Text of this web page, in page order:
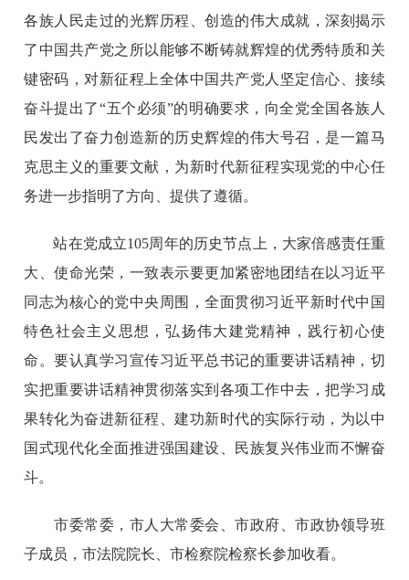
各族人民走过的光辉历程、创造的伟大成就，深刻揭示
了中国共产党之所以能够不断铸就辉煌的优秀特质和关
键密码，对新征程上全体中国共产党人坚定信心、接续
奋斗提出了“五个必须”的明确要求，向全党全国各族人
民发出了奋力创造新的历史辉煌的伟大号召，是一篇马
克思主义的重要文献，为新时代新征程实现党的中心任
务进一步指明了方向、提供了遵循。
站在党成立105周年的历史节点上，大家倍感责任重
大、使命光荣，一致表示要更加紧密地团结在以习近平
同志为核心的党中央周围，全面贯彻习近平新时代中国
特色社会主义思想，弘扬伟大建党精神，践行初心使
命。要认真学习宣传习近平总书记的重要讲话精神，切
实把重要讲话精神贯彻落实到各项工作中去，把学习成
果转化为奋进新征程、建功新时代的实际行动，为以中
国式现代化全面推进强国建设、民族复兴伟业而不懈奋
斗。
市委常委，市人大常委会、市政府、市政协领导班
子成员，市法院院长、市检察院检察长参加收看。